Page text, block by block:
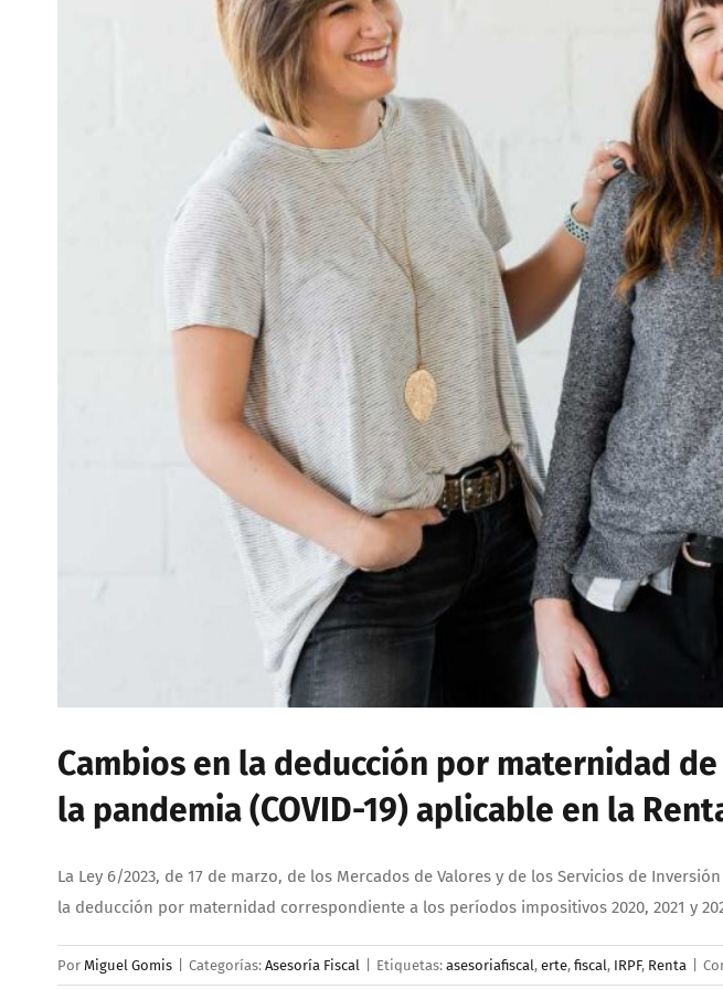
Cambios en la deducción por maternidad
la pandemia (COVID-19) aplicable en la
La Ley 6/2023, de 17 de marzo, de los Mercados de Valores y de los Servicios de
la deducción por maternidad correspondiente a los períodos impositivos 2020, 2021 y
Por Miguel Gomis Categorías: Asesoría Fiscal Etiquetas: asesoriafiscal, erte, fiscal, IRPF, Renta